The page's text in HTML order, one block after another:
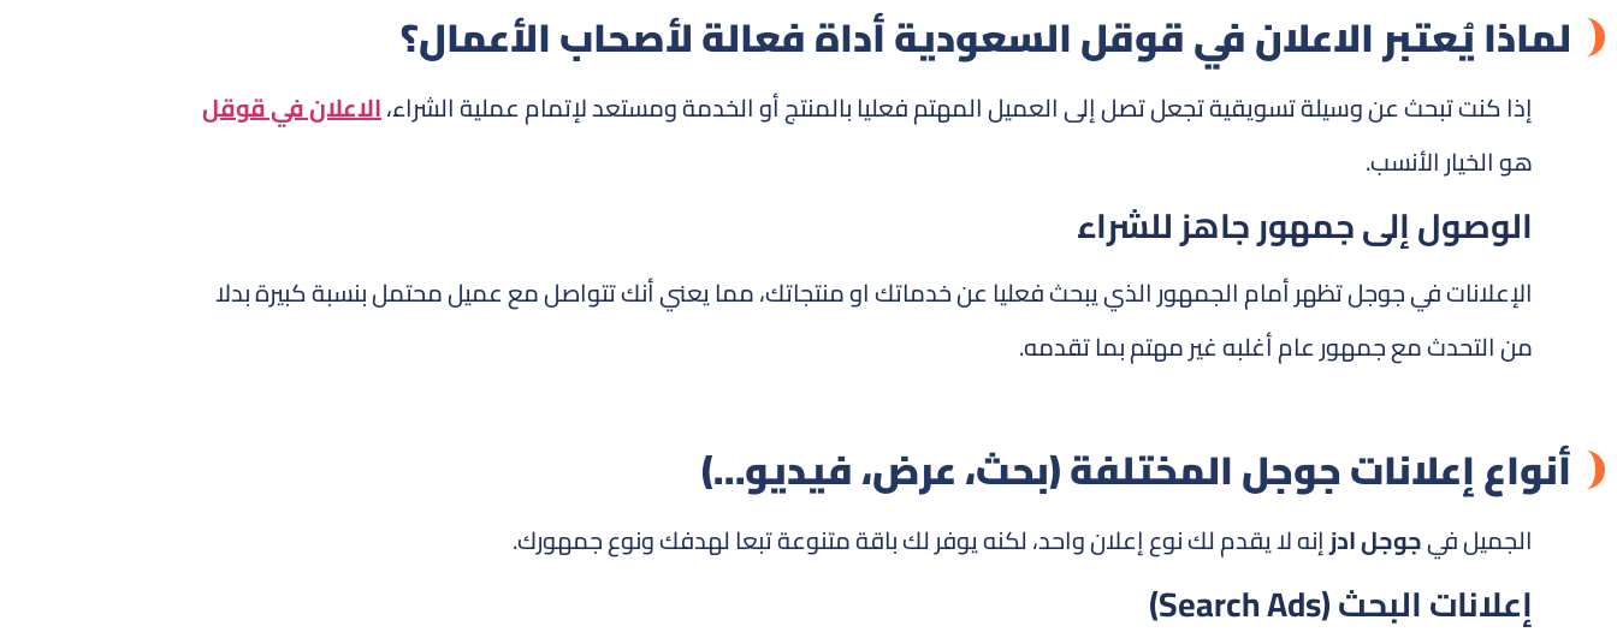
لماذا يُعتبر الاعلان في قوقل السعودية أداة فعالة لأصحاب الأعمال؟
إذا كنت تبحث عن وسيلة تسويقية تجعل تصل إلى العميل المهتم فعليا بالمنتج أو الخدمة ومستعد لإتمام عملية الشراء،الاعلان في قوقل
هو الخيار الأنسب.
الوصول إلى جمهور جاهز للشراء
الإعلانات في جوجل تظهر أمام الجمهور الذي يبحث فعليا عن خدماتك او منتجاتك، مما يعني أنك تتواصل مع عميل محتمل بنسبة كبيرة بدلا
من التحدث مع جمهور عام أغلبه غير مهتم بما تقدمه.
أنواع إعلانات جوجل المختلفة (بحث، عرض، فيديو…)
الجميل فيجوجل ادزإنه لا يقدم لك نوع إعلان واحد، لكنه يوفر لك باقة متنوعة تبعا لهدفك ونوع جمهورك.
إعلانات البحث (Search Ads)